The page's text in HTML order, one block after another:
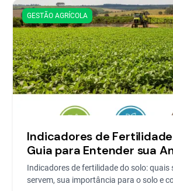
GESTÃO AGRÍCOLA
Indicadores de Fertilidade
Guia para Entender sua
Indicadores de fertilidade do solo: quais
servem, sua importância para o solo e